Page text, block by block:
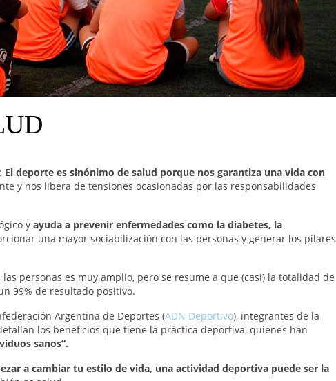
El deporte es sinónimo de salud porque nos garantiza una vida con
y nos libera de tensiones ocasionadas por las responsabilidades
y ayuda a prevenir enfermedades como la diabetes, la
una mayor sociabilización con las personas y generar los pilares
personas es muy amplio, pero se resume a que (casi) la totalidad de
99% de resultado positivo.
Argentina de Deportes (ADN Deportivo), integrantes de la
los beneficios que tiene la práctica deportiva, quienes han
sanos”.
a cambiar tu estilo de vida, una actividad deportiva puede ser la